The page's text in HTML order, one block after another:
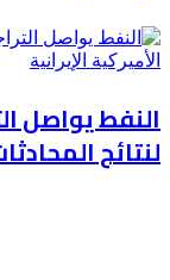
النفط يواصل
لنتائج